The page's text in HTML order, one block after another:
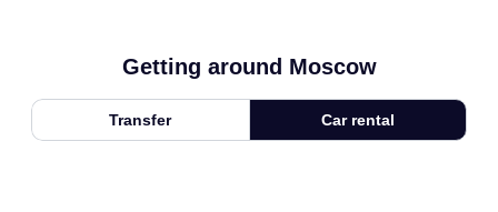
Getting around Moscow
Transfer Car rental